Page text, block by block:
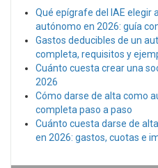
Qué epígrafe del IAE elegir
autónomo en 2026: guía
Gastos deducibles de un
completa, requisitos y
Cuánto cuesta crear una
2026
Cómo darse de alta como
completa paso a paso
Cuánto cuesta darse de
en 2026: gastos, cuotas e